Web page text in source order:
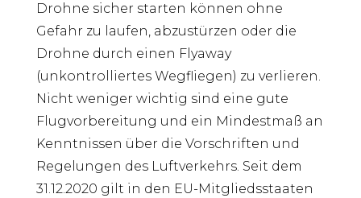
Drohne sicher starten können ohne
Gefahr zu laufen, abzustürzen oder die
Drohne durch einen Flyaway
(unkontrolliertes Wegfliegen) zu verlieren.
Nicht weniger wichtig sind eine gute
Flugvorbereitung und ein Mindestmaß an
Kenntnissen über die Vorschriften und
Regelungen des Luftverkehrs. Seit dem
31.12.2020 gilt in den EU-Mitgliedsstaaten